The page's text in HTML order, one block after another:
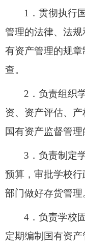
1． 贯彻执行
管理的法律、法
有资产管理的规
查。
2． 负责组织
资、资产评估、
国有资产监督管理
3． 负责制定
预算，审批学校
部门做好存货管理
4． 负责学校
定期编制国有资产